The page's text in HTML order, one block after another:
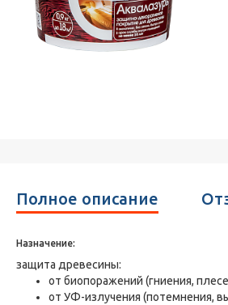
Полное описание
Назначение:
защита древесины:
от биопоражений (гниения,
от УФ-излучения (потемнения,